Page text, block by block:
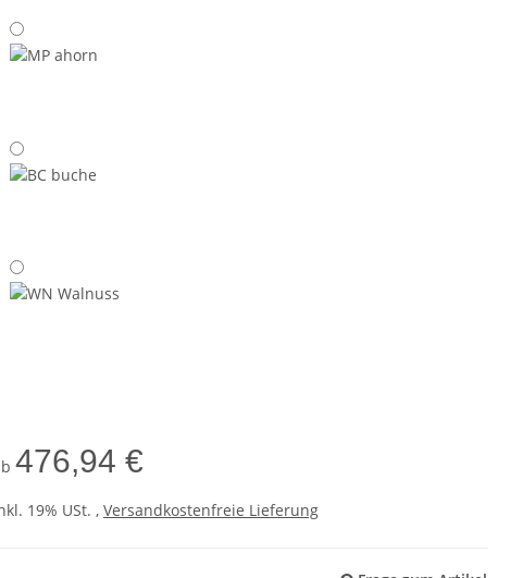
GW
Grauweiß
MP
ahorn
BC
buche
476,94 €
19% USt. , Versandkostenfreie Lieferung